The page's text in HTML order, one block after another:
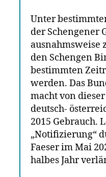
Unter
der Schengener
ausnahmsweise
den Schengen
bestimmten
werden. Das
macht von
deutsch-
2015 Gebrauch.
„Notifizierung“
Faeser im Mai
halbes Jahr